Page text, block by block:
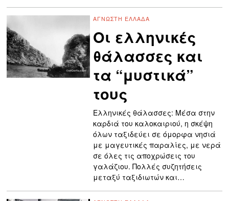
ΆΓΝΩΣΤΗ ΕΛΛΆΔΑ
Οι ελληνικές
θάλασσες και
τα “μυστικά”
τους
Ελληνικές θάλασσες: Μέσα στην
καρδιά του καλοκαιριού, η σκέψη
όλων ταξιδεύει σε όμορφα νησιά
με μαγευτικές παραλίες, με νερά
σε όλες τις αποχρώσεις του
γαλάζιου. Πολλές συζητήσεις
μεταξύ ταξιδιωτών και…